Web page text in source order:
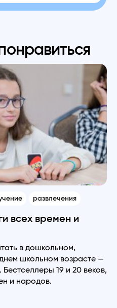
развлечения
всех времен и
в дошкольном,
школьном возрасте —
19 и 20 веков,
и народов.